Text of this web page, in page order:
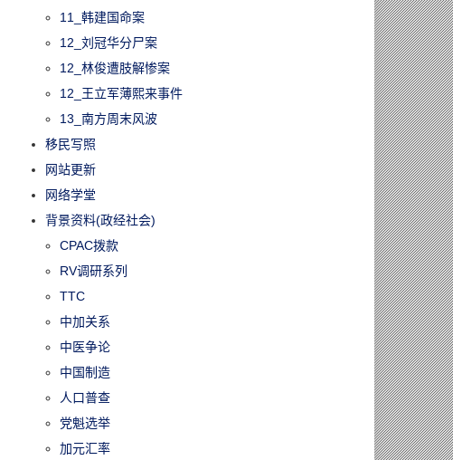
11_韩建国命案
12_刘冠华分尸案
12_林俊遭肢解惨案
12_王立军薄熙来事件
13_南方周末风波
移民写照
网站更新
网络学堂
背景资料(政经社会)
CPAC拨款
RV调研系列
TTC
中加关系
中医争论
中国制造
人口普查
党魁选举
加元汇率